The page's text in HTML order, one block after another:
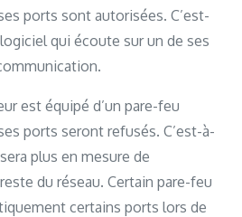
ports sont autorisées. C’est-
qui écoute sur un de ses
est équipé d’un pare-feu
ports seront refusés. C’est-à-
plus en mesure de
du réseau. Certain pare-feu
certains ports lors de